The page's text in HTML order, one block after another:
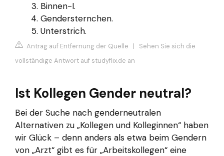
Binnen-I.
Gendersternchen.
Unterstrich.
Antrag auf Entfernung der Quelle | Sehen Sie sich die
vollständige Antwort auf studyflix.de an
Ist Kollegen Gender neutral?
Bei der Suche nach genderneutralen
Alternativen zu „Kollegen und Kolleginnen“ haben
wir Glück – denn anders als etwa beim Gendern
von „Arzt“ gibt es für „Arbeitskollegen“ eine